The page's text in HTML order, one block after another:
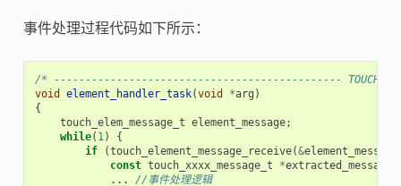
事件处理过程代码如下所示：
/* ----------------------------------------------
void
element_handler_task(void *arg )
{
touch_elem_message_t element_message;
while( 1)
{
if
(touch_element_message_receive(&element_message
const touch_xxxx_message_t *extracted_message
...
//事件处理逻辑